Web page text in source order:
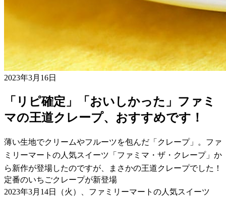
2023年3月16日
「リピ確定」「おいしかった」ファミ
マの王道クレープ、おすすめです！
薄い生地でクリームやフルーツを包んだ「クレープ」。ファ
ミリーマートの人気スイーツ「ファミマ・ザ・クレープ」か
ら新作が登場したのですが、まさかの王道クレープでした！
定番のいちごクレープが新登場
2023年3月14日（火）、ファミリーマートの人気スイーツ